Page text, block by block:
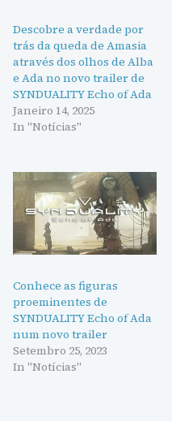
Descobre a verdade por
trás da queda de Amasia
através dos olhos de Alba
e Ada no novo trailer de
SYNDUALITY Echo of Ada
Janeiro 14, 2025
In "Notícias"
Conhece as figuras
proeminentes de
SYNDUALITY Echo of Ada
num novo trailer
Setembro 25, 2023
In "Notícias"